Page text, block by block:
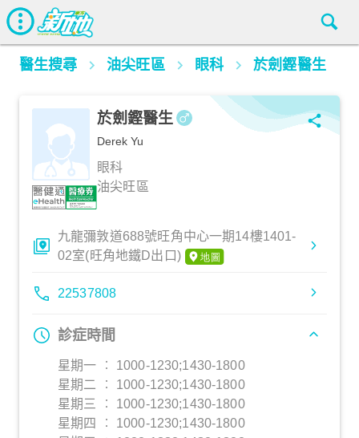
醫生搜尋 油尖旺區 眼科 於劍鏗醫生
於劍鏗醫生
Derek Yu
眼科
油尖旺區
九龍彌敦道688號旺角中心一期14樓1401-
02室(旺角地鐵D出口)
22537808
診症時間
星期一 ︰ 1000-1230;1430-1800
星期二 ︰ 1000-1230;1430-1800
星期三 ︰ 1000-1230;1430-1800
星期四 ︰ 1000-1230;1430-1800